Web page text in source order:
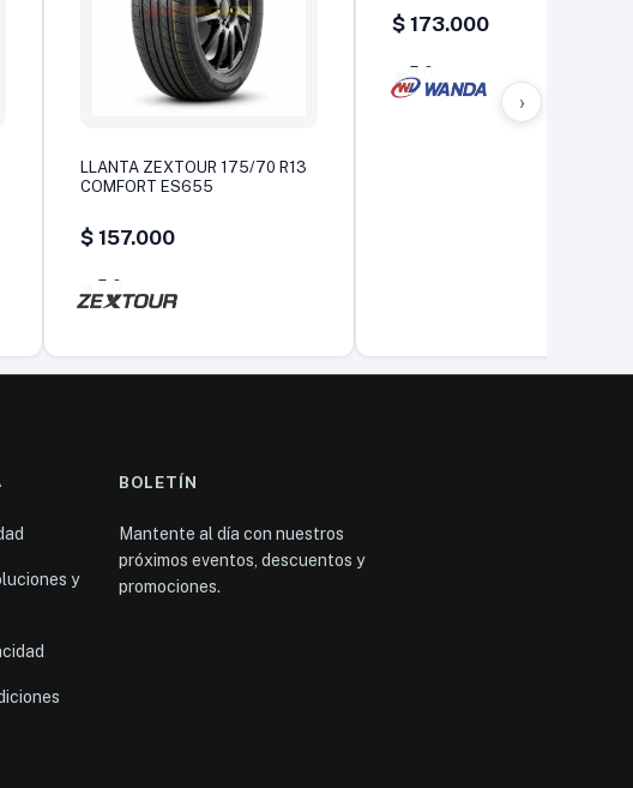
LLANTA ZEXTOUR 175/70 R13
COMFORT ES655
$ 157.000
5,0
$ 173.000
5,0
›
y
BOLETÍN
Mantente al día con nuestros
próximos eventos, descuentos y
promociones.